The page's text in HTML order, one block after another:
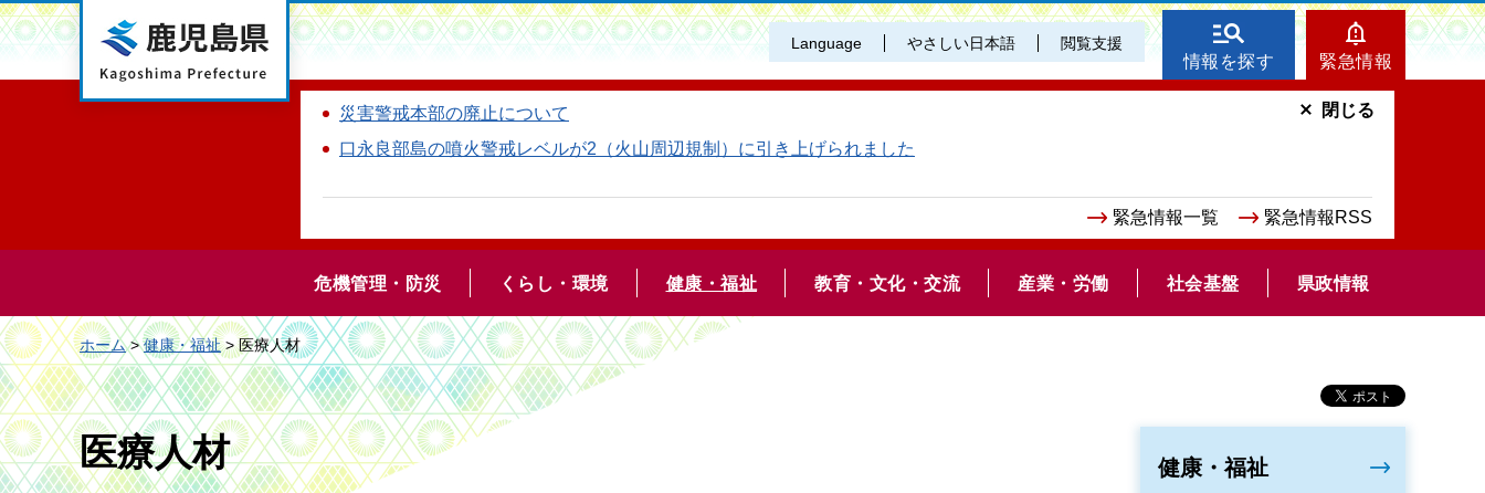
鹿児島県 Language やさしい日本語 閲覧支援
情報を探す 緊急情報
災害警戒本部の廃止について
口永良部島の噴火警戒レベルが2（火山周辺規制）に引き上げられました
緊急情報一覧 緊急情報RSS
閉じる
危機管理・防災 くらし・環境 健康・福祉 教育・文化・交流 産業・労働 社会基盤 県政情報
ホーム>健康・福祉> 医療人材
医療人材 健康・福祉